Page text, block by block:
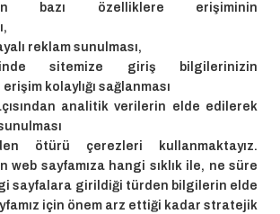
bazı özelliklere erişiminin
reklam sunulması,
sitemize giriş bilgilerinizin
kolaylığı sağlanması
analitik verilerin elde edilerek
ötürü çerezleri kullanmaktayız.
web sayfamıza hangi sıklık ile, ne süre
sayfalara girildiği türden bilgilerin elde
için önem arz ettiği kadar stratejik